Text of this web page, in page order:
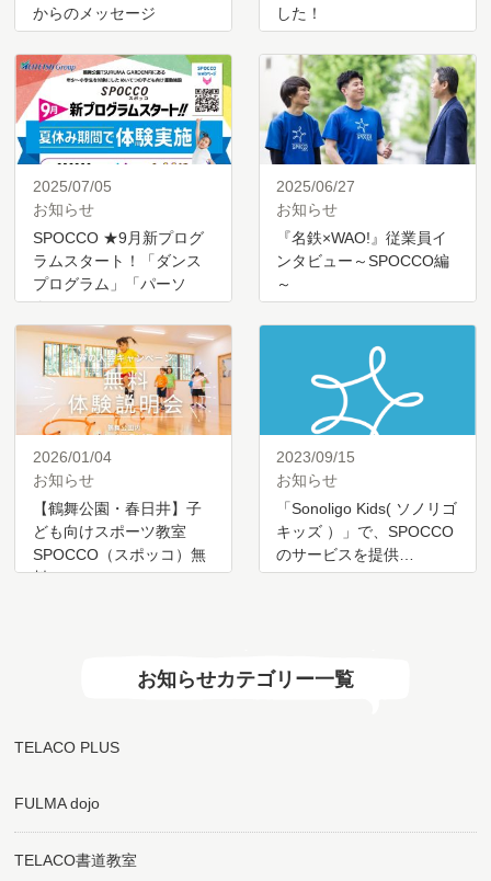
からのメッセージ
した！
2025/07/05
お知らせ
SPOCCO ★9月新プログ
ラムスタート！「ダンス
プログラム」「パーソ
ナ…
2025/06/27
お知らせ
『名鉄×WAO!』従業員イ
ンタビュー～SPOCCO編
～
2026/01/04
お知らせ
【鶴舞公園・春日井】子
ども向けスポーツ教室
SPOCCO（スポッコ）無
料…
2023/09/15
お知らせ
「Sonoligo Kids( ソノリゴ
キッズ ）」で、SPOCCO
のサービスを提供…
お知らせカテゴリー一覧
TELACO PLUS
FULMA dojo
TELACO書道教室